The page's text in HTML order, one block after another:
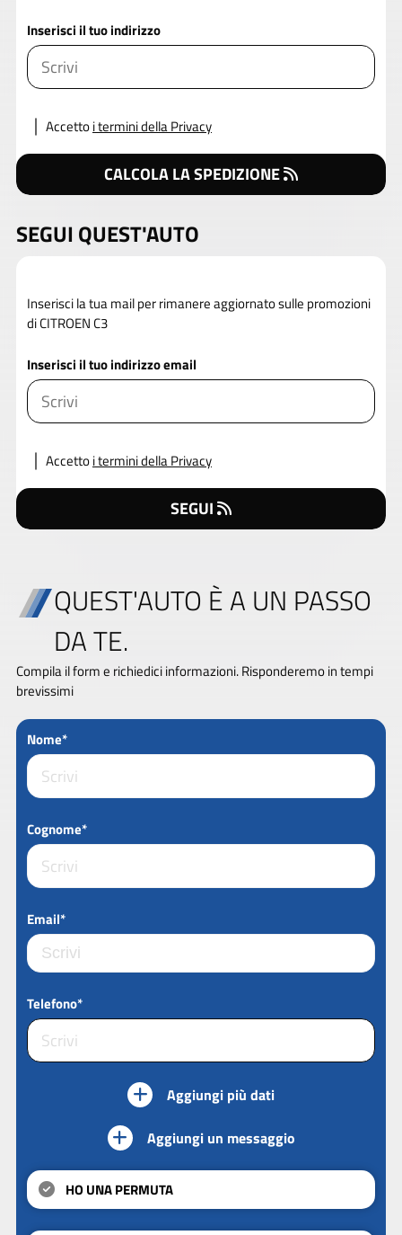
Inserisci il tuo indirizzo
Accettoi termini della Privacy
CALCOLA LA SPEDIZIONE
SEGUI QUEST'AUTO
Inserisci la tua mail per rimanere aggiornato sulle promozioni
di CITROEN C3
Inserisci il tuo indirizzo email
Accettoi termini della Privacy
SEGUI
QUEST'AUTO È A UN PASSO
DA TE.
Compila il form e richiedici informazioni. Risponderemo in tempi
brevissimi
Nome*
Cognome*
Email*
Telefono*
Aggiungi più dati
Aggiungi un messaggio
HO UNA PERMUTA